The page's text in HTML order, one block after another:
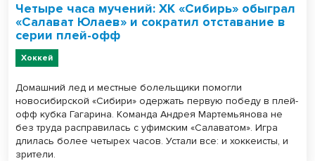
Четыре часа мучений: ХК «Сибирь» обыграл
«Салават Юлаев» и сократил отставание в
серии плей-офф
Хоккей
Домашний лед и местные болельщики помогли
новосибирской «Сибири» одержать первую победу в плей-
офф кубка Гагарина. Команда Андрея Мартемьянова не
без труда расправилась с уфимским «Салаватом». Игра
длилась более четырех часов. Устали все: и хоккеисты, и
зрители.